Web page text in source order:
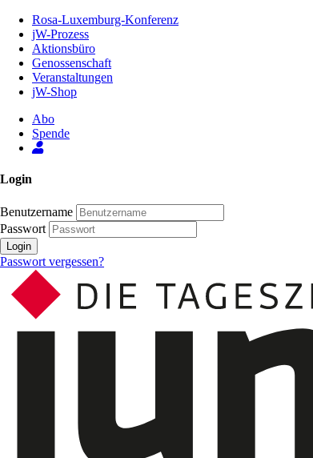
Inhalt
Seite
Rosa-Luxemburg-Konferenz
jW-Prozess
Aktionsbüro
Genossenschaft
Veranstaltungen
jW-Shop
Abo
Spende
Login
Benutzername
Passwort
Login
Passwort vergessen?